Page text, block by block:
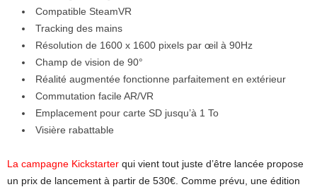
Compatible SteamVR
Tracking des mains
Résolution de 1600 x 1600 pixels par œil à 90Hz
Champ de vision de 90°
Réalité augmentée fonctionne parfaitement en extérieur
Commutation facile AR/VR
Emplacement pour carte SD jusqu’à 1 To
Visière rabattable
La campagne Kickstarter qui vient tout juste d’être lancée propose
un prix de lancement à partir de 530€. Comme prévu, une édition